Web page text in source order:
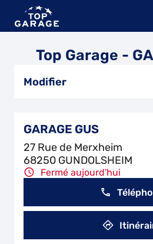
Top Garage -
Modifier
GARAGE GUS
27 Rue de Merxheim
68250 GUNDOLSHEIM
Fermé aujourd'hui